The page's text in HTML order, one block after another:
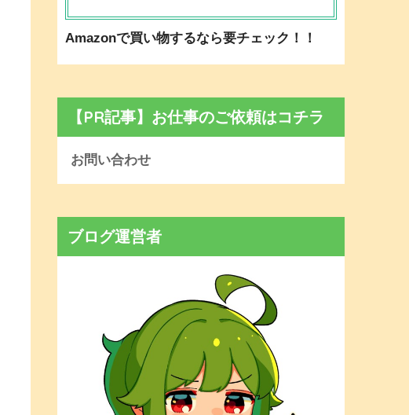
Amazonで買い物するなら要チェック！！
【PR記事】お仕事のご依頼はコチラ
お問い合わせ
ブログ運営者